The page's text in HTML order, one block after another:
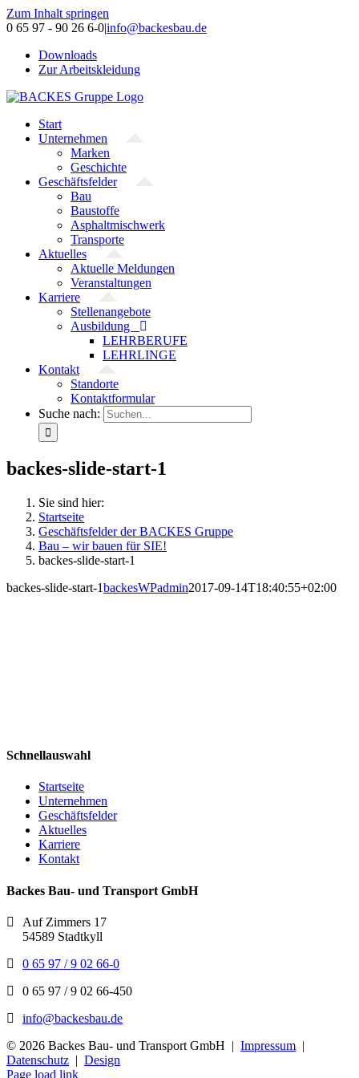
Zum Inhalt springen
0 65 97 - 90 26 6-0|info@backesbau.de
Downloads
Zur Arbeitskleidung
Start
Unternehmen
Marken
Geschichte
Geschäftsfelder
Bau
Baustoffe
Asphaltmischwerk
Transporte
Aktuelles
Aktuelle Meldungen
Veranstaltungen
Karriere
Stellenangebote
Ausbildung
LEHRBERUFE
LEHRLINGE
Kontakt
Standorte
Kontaktformular
Suche nach:
backes-slide-start-1
Sie sind hier:
Startseite
Geschäftsfelder der BACKES Gruppe
Bau – wir bauen für SIE!
backes-slide-start-1
backes-slide-start-1backesWPadmin2017-09-14T18:40:55+02:00
Schnellauswahl
Startseite
Unternehmen
Geschäftsfelder
Aktuelles
Karriere
Kontakt
Backes Bau- und Transport GmbH
Auf Zimmers 17
54589 Stadtkyll
0 65 97 / 9 02 66-0
0 65 97 / 9 02 66-450
info@backesbau.de
© 2026 Backes Bau- und Transport GmbH | Impressum |
Datenschutz | Design
Page load link